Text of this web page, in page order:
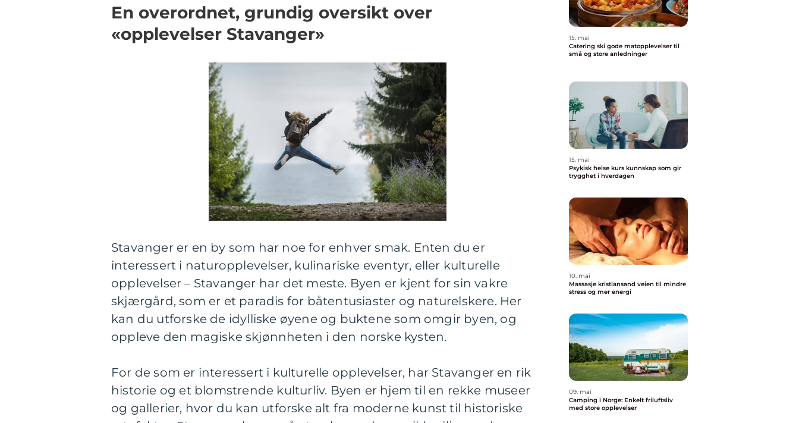
En overordnet, grundig oversikt over
«opplevelser Stavanger»
Stavanger er en by som har noe for enhver smak. Enten du er
interessert i naturopplevelser, kulinariske eventyr, eller kulturelle
opplevelser – Stavanger har det meste. Byen er kjent for sin vakre
skjærgård, som er et paradis for båtentusiaster og naturelskere. Her
kan du utforske de idylliske øyene og buktene som omgir byen, og
oppleve den magiske skjønnheten i den norske kysten.
For de som er interessert i kulturelle opplevelser, har Stavanger en rik
historie og et blomstrende kulturliv. Byen er hjem til en rekke museer
og gallerier, hvor du kan utforske alt fra moderne kunst til historiske
15. mai
Catering ski gode matopplevelser til
små og store anledninger
15. mai
Psykisk helse kurs kunnskap som gir
trygghet i hverdagen
10. mai
Massasje kristiansand veien til mindre
stress og mer energi
09. mai
Camping i Norge: Enkelt friluftsliv
med store opplevelser